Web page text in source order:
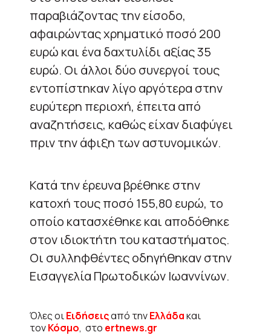
παραβιάζοντας την είσοδο,
αφαιρώντας χρηματικό ποσό 200
ευρώ και ένα δαχτυλίδι αξίας 35
ευρώ. Οι άλλοι δύο συνεργοί τους
εντοπίστηκαν λίγο αργότερα στην
ευρύτερη περιοχή, έπειτα από
αναζητήσεις, καθώς είχαν διαφύγει
πριν την άφιξη των αστυνομικών.
Κατά την έρευνα βρέθηκε στην
κατοχή τους ποσό 155,80 ευρώ, το
οποίο κατασχέθηκε και αποδόθηκε
στον ιδιοκτήτη του καταστήματος.
Οι συλληφθέντες οδηγήθηκαν στην
Εισαγγελία Πρωτοδικών Ιωαννίνων.
Όλες οιΕιδήσειςαπό τηνΕλλάδακαι
τονΚόσμο, στο ertnews.gr